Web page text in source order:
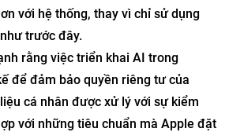
với hệ thống, thay vì chỉ sử dụng
trước đây.
rằng việc triển khai AI trong
để đảm bảo quyền riêng tư của
cá nhân được xử lý với sự kiểm
với những tiêu chuẩn mà Apple đặt